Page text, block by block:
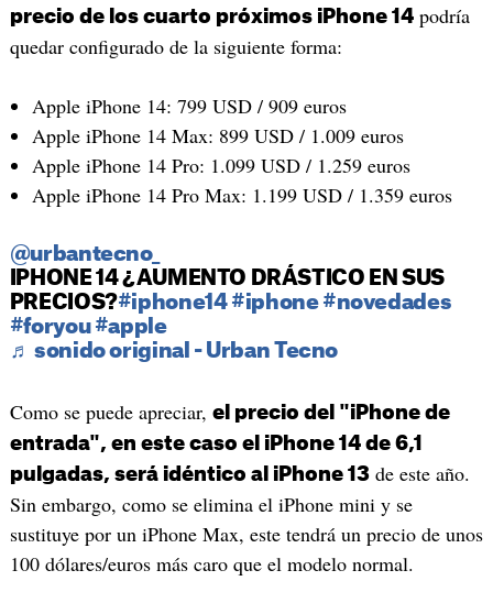
precio de los cuarto próximos iPhone 14podría
quedar configurado de la siguiente forma:
Apple iPhone 14: 799 USD / 909 euros
Apple iPhone 14 Max: 899 USD / 1.009 euros
Apple iPhone 14 Pro: 1.099 USD / 1.259 euros
Apple iPhone 14 Pro Max: 1.199 USD / 1.359 euros
@urbantecno_
IPHONE 14 ¿AUMENTO DRÁSTICO EN SUS
PRECIOS?#iphone14 #iphone #novedades
#foryou #apple
♬ sonido original - Urban Tecno
Como se puede apreciar, el precio del "iPhone de
entrada", en este caso el iPhone 14 de 6,1
pulgadas, será idéntico al iPhone 13de este año.
Sin embargo, como se elimina el iPhone mini y se
sustituye por un iPhone Max, este tendrá un precio de unos
100 dólares/euros más caro que el modelo normal.